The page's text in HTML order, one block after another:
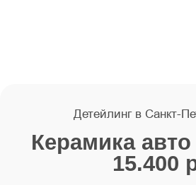
Срок службы керамики до 2 лет
Стоимость